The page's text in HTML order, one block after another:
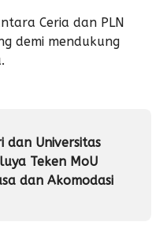
Ceria dan PLN
demi mendukung
dan Universitas
Teken MoU
dan Akomodasi